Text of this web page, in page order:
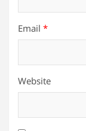
Email *
Website